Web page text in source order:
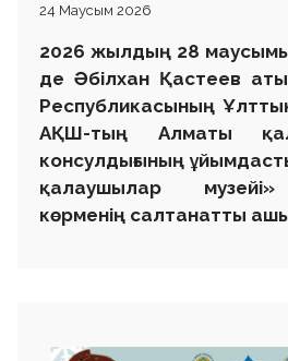
24 Маусым 2026
2026 жылдың 28 маусымы
де Әбілхан Қастеев
Республикасының
АҚШ-тың Алматы
консулдығының
қалаушылар
көрменің салтанатты